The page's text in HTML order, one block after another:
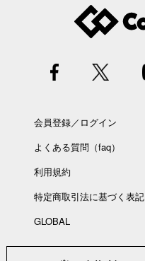
会員登録／ログイン
よくある質問（faq）
利用規約
特定商取引法に基づく表記
GLOBAL